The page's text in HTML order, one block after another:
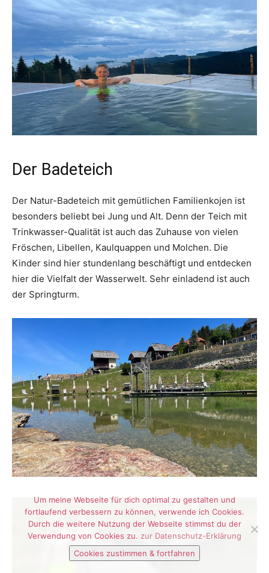
Der Badeteich
Der Natur-Badeteich mit gemütlichen Familienkojen ist
besonders beliebt bei Jung und Alt. Denn der Teich mit
Trinkwasser-Qualität ist auch das Zuhause von vielen
Fröschen, Libellen, Kaulquappen und Molchen. Die
Kinder sind hier stundenlang beschäftigt und entdecken
hier die Vielfalt der Wasserwelt. Sehr einladend ist auch
der Springturm.
Um meine Webseite für dich optimal zu gestalten und
fortlaufend verbessern zu können, verwende ich Cookies.
Durch die weitere Nutzung der Webseite stimmst du der
Verwendung von Cookies zu. zur Datenschutz-Erklärung
Cookies zustimmen & fortfahren